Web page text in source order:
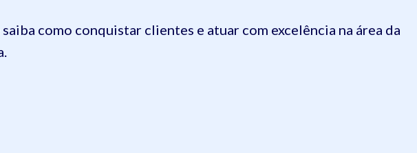
como conquistar clientes e atuar com excelência na área da